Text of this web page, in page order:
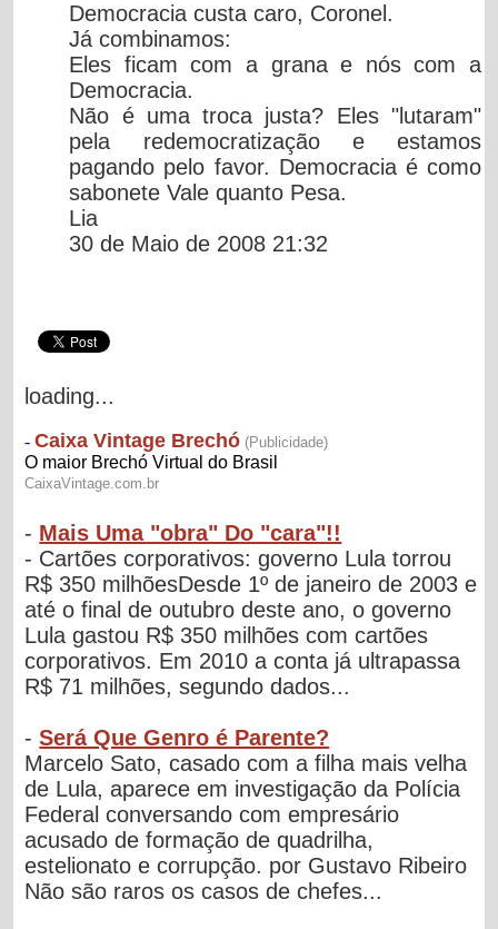
Democracia custa caro, Coronel.
Já combinamos:
Eles ficam com a grana e nós com a
Democracia.
Não é uma troca justa? Eles "lutaram"
pela redemocratização e estamos
pagando pelo favor. Democracia é como
sabonete Vale quanto Pesa.
Lia
30 de Maio de 2008 21:32
loading...
- Mais Uma "obra" Do "cara"!!
- Cartões corporativos: governo Lula torrou
R$ 350 milhõesDesde 1º de janeiro de 2003 e
até o final de outubro deste ano, o governo
Lula gastou R$ 350 milhões com cartões
corporativos. Em 2010 a conta já ultrapassa
R$ 71 milhões, segundo dados...
-Será Que Genro é Parente?
Marcelo Sato, casado com a filha mais velha
de Lula, aparece em investigação da Polícia
Federal conversando com empresário
acusado de formação de quadrilha,
estelionato e corrupção. por Gustavo Ribeiro
Não são raros os casos de chefes...